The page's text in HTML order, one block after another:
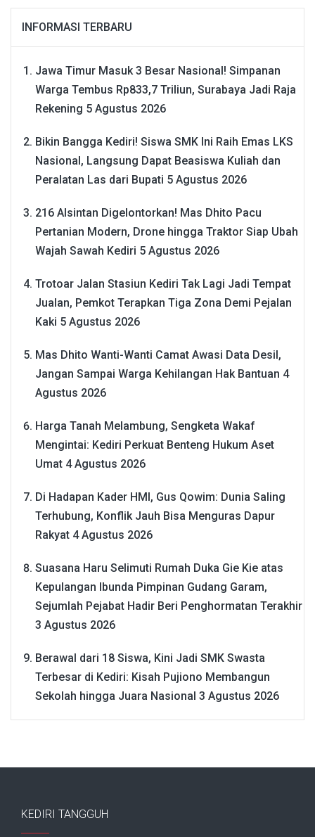
INFORMASI TERBARU
Jawa Timur Masuk 3 Besar Nasional! Simpanan
Warga Tembus Rp833,7 Triliun, Surabaya Jadi Raja
Rekening 5 Agustus 2026
Bikin Bangga Kediri! Siswa SMK Ini Raih Emas LKS
Nasional, Langsung Dapat Beasiswa Kuliah dan
Peralatan Las dari Bupati 5 Agustus 2026
216 Alsintan Digelontorkan! Mas Dhito Pacu
Pertanian Modern, Drone hingga Traktor Siap Ubah
Wajah Sawah Kediri 5 Agustus 2026
Trotoar Jalan Stasiun Kediri Tak Lagi Jadi Tempat
Jualan, Pemkot Terapkan Tiga Zona Demi Pejalan
Kaki 5 Agustus 2026
Mas Dhito Wanti-Wanti Camat Awasi Data Desil,
Jangan Sampai Warga Kehilangan Hak Bantuan 4
Agustus 2026
Harga Tanah Melambung, Sengketa Wakaf
Mengintai: Kediri Perkuat Benteng Hukum Aset
Umat 4 Agustus 2026
Di Hadapan Kader HMI, Gus Qowim: Dunia Saling
Terhubung, Konflik Jauh Bisa Menguras Dapur
Rakyat 4 Agustus 2026
Suasana Haru Selimuti Rumah Duka Gie Kie atas
Kepulangan Ibunda Pimpinan Gudang Garam,
Sejumlah Pejabat Hadir Beri Penghormatan Terakhir
3 Agustus 2026
Berawal dari 18 Siswa, Kini Jadi SMK Swasta
Terbesar di Kediri: Kisah Pujiono Membangun
Sekolah hingga Juara Nasional 3 Agustus 2026
KEDIRI TANGGUH